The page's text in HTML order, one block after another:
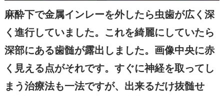
麻酔下で金属インレーを外したら虫歯が広く深
く進行していました。これを綺麗にしていたら
深部にある歯髄が露出しました。画像中央に赤
く見える点がそれです。すぐに神経を取ってし
まう治療法も一法ですが、出来るだけ抜髄せ